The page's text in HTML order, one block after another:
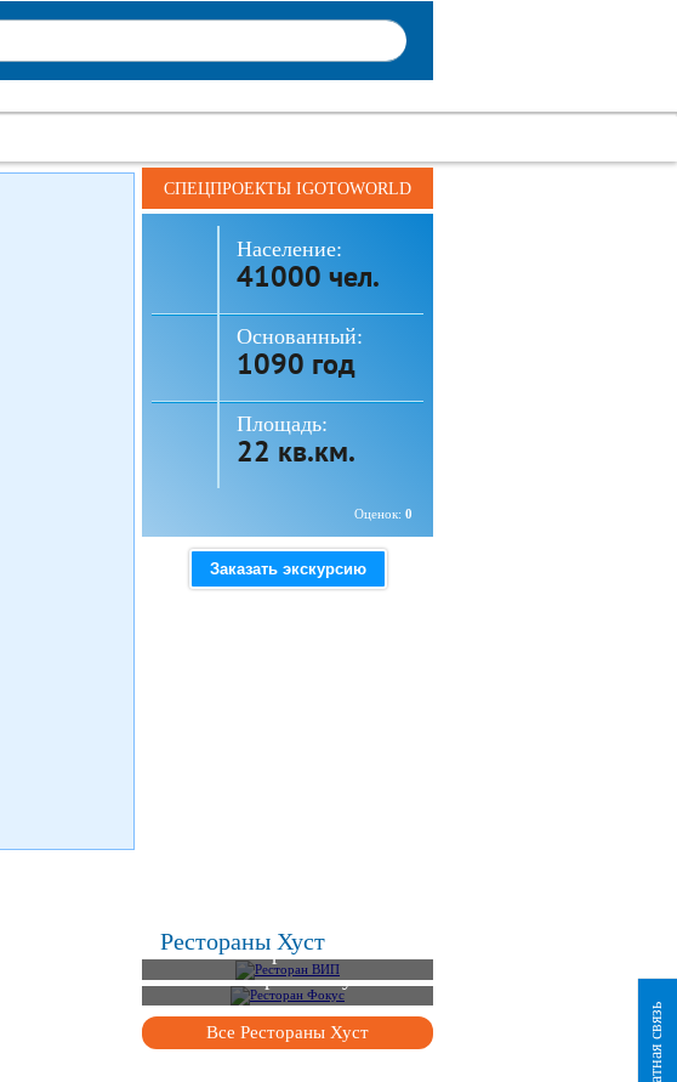
СПЕЦПРОЕКТЫ IGOTOWORLD
Население:
41000 чел.
Основанный:
1090 год
Площадь:
22 кв.км.
Оценок: 0
Заказать экскурсию
Рестораны Хуст
Ресторан ВИП
Ресторан Фокус
Все Рестораны Хуст Обратная связь